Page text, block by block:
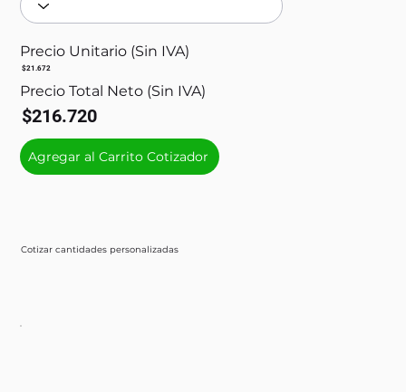
Cotizar cantidades personalizadas
Precio Unitario (Sin IVA)
$21.672
Precio Total Neto (Sin IVA)
$216.720
Agregar al Carrito Cotizador